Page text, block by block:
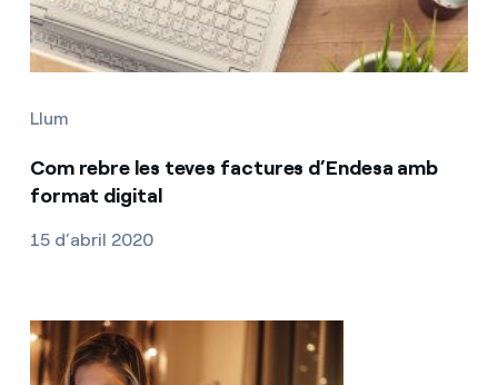
Llum
Com rebre les teves factures d’Endesa amb
format digital
15 d’abril 2020